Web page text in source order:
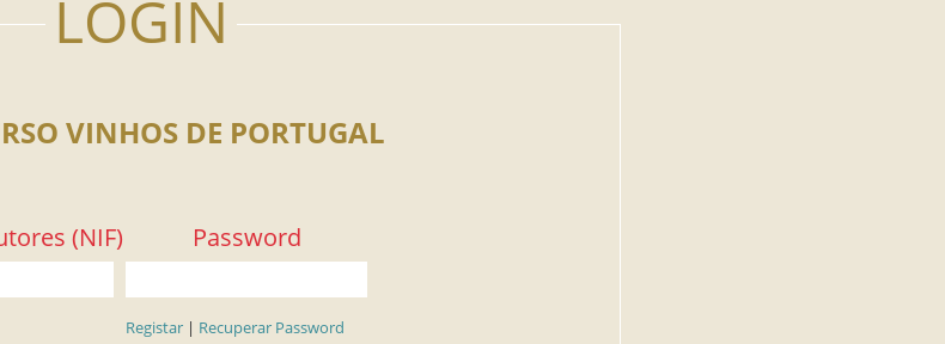
VINHOS DE PORTUGAL
(NIF) Password
Registar | Recuperar Password